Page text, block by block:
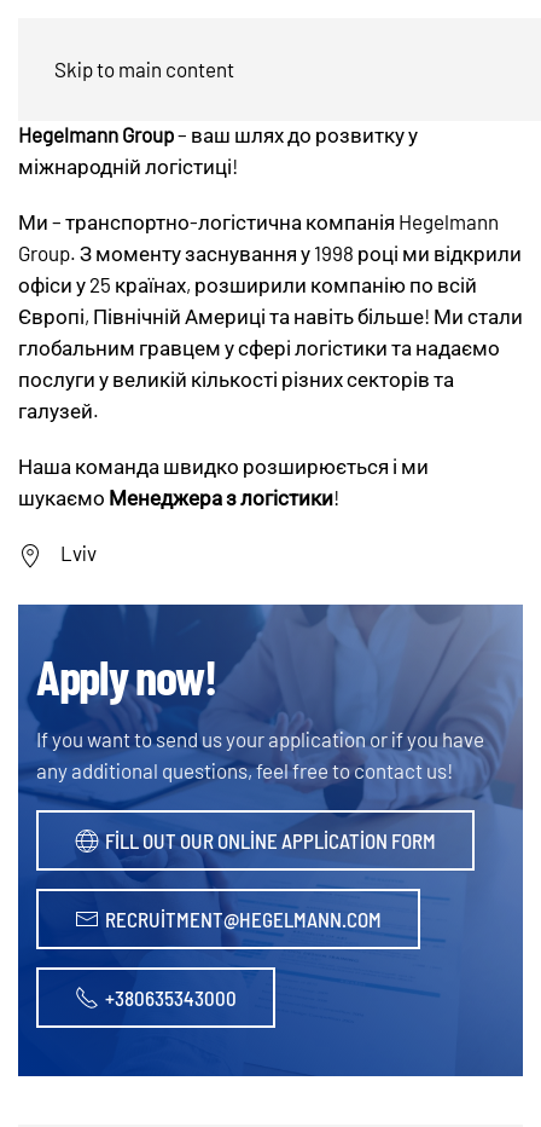
Skip to main content
Менеджер з логістики
Hegelmann Group– ваш шлях до розвитку у
міжнародній логістиці!
Ми – транспортно-логістична компанія Hegelmann
Group. З моменту заснування у 1998 році ми відкрили
офіси у 25 країнах, розширили компанію по всій
Європі, Північній Америці та навіть більше! Ми стали
глобальним гравцем у сфері логістики та надаємо
послуги у великій кількості різних секторів та
галузей.
Наша команда швидко розширюється і ми
шукаємо Менеджера з логістики!
Lviv
Apply now!
If you want to send us your application or if you have
any additional questions, feel free to contact us!
FILL OUT OUR ONLINE APPLICATION FORM
RECRUITMENT@HEGELMANN.COM
+380635343000